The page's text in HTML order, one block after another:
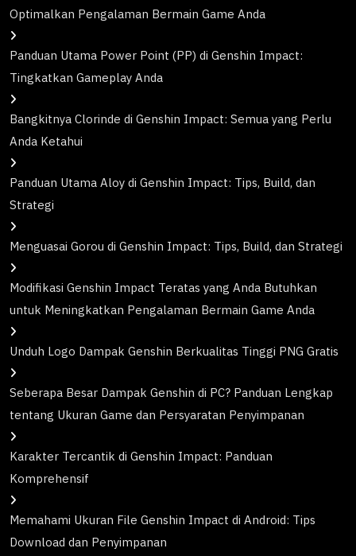
Optimalkan Pengalaman Bermain Game Anda
Panduan Utama Power Point (PP) di Genshin Impact:
Tingkatkan Gameplay Anda
Bangkitnya Clorinde di Genshin Impact: Semua yang Perlu
Anda Ketahui
Panduan Utama Aloy di Genshin Impact: Tips, Build, dan
Strategi
Menguasai Gorou di Genshin Impact: Tips, Build, dan Strategi
Modifikasi Genshin Impact Teratas yang Anda Butuhkan
untuk Meningkatkan Pengalaman Bermain Game Anda
Unduh Logo Dampak Genshin Berkualitas Tinggi PNG Gratis
Seberapa Besar Dampak Genshin di PC? Panduan Lengkap
tentang Ukuran Game dan Persyaratan Penyimpanan
Karakter Tercantik di Genshin Impact: Panduan
Komprehensif
Memahami Ukuran File Genshin Impact di Android: Tips
Download dan Penyimpanan